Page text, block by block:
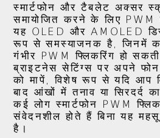
स्मार्टफोन और टैबलेट अक्सर
समायोजित करने के लिए
यह OLED और AMOLED
रूप से समस्याजनक है, जिनमें
गंभीर PWM फ्लिकरिंग हो
ब्राइटनेस सेटिंग्स पर अपने
को मापें, विशेष रूप से यदि आप
बाद आंखों में तनाव या सिरदर्द
कई लोग स्मार्टफोन PWM
संवेदनशील होते हैं बिना यह
है।